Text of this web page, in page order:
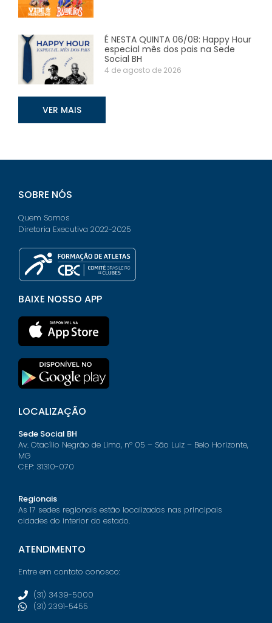
É NESTA QUINTA 06/08: Happy Hour
especial mês dos pais na Sede
Social BH
4 de agosto de 2026
VER MAIS
SOBRE NÓS
Quem Somos
Diretoria Executiva 2022-2025
BAIXE NOSSO APP
LOCALIZAÇÃO
Sede Social BH
Av. Otacílio Negrão de Lima, nº 05 – São Luiz – Belo Horizonte,
MG
CEP: 31310-070
Regionais
As 17 sedes regionais estão localizadas nas principais
cidades do interior do estado.
ATENDIMENTO
Entre em contato conosco:
(31) 3439-5000
(31) 2391-5455